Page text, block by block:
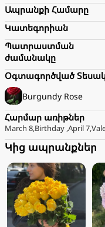
Ապրանքի Համարը
Կատեգորիան
Պատրաստման
ժամանակը
Օգտագործված
Burgundy Rose
Հարմար առիթներ
March 8,Birthday ,April 7,
Կից ապրանքներ